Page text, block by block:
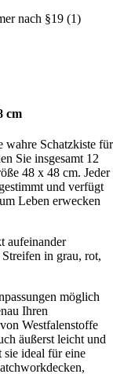
nach §19 (1)
cm
wahre Schatzkiste für
Sie insgesamt 12
48 x 48 cm. Jeder
und verfügt
Leben erwecken
aufeinander
in grau, rot,
möglich
Ihren
Westfalenstoffe
äußerst leicht und
sie ideal für eine